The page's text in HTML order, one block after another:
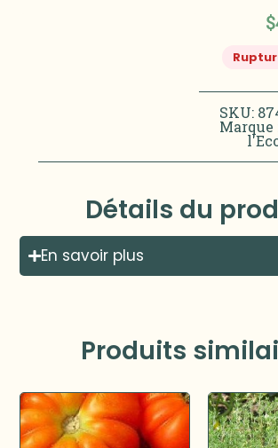
$
SKU:
Marque
Détails du
En savoir plus
Produits